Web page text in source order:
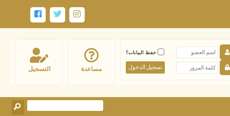
التسجيل مساعدة
حفظ البيانات؟